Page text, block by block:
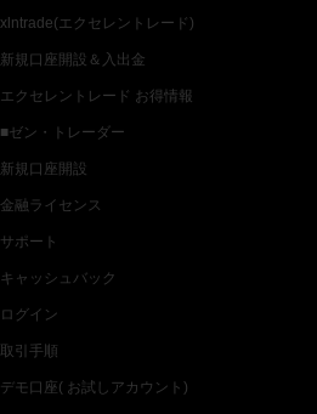
xlntrade(エクセレントレード)
新規口座開設＆入出金
エクセレントレード お得情報
■ゼン・トレーダー
新規口座開設
金融ライセンス
サポート
キャッシュバック
ログイン
取引手順
デモ口座( お試しアカウント)